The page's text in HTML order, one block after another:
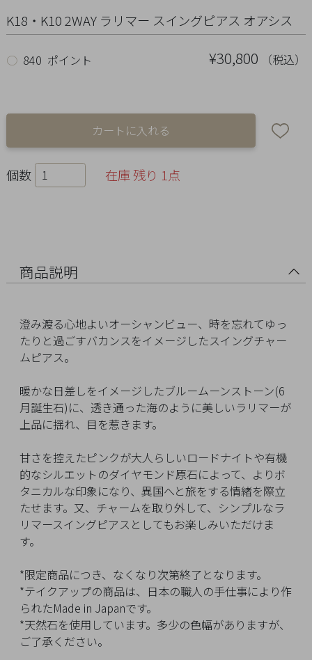
K18・K10 2WAY ラリマー スイングピアス オアシス
¥30,800 （税込）
○ 840 ポイント
個数 在庫 残り 1点
商品説明
澄み渡る心地よいオーシャンビュー、時を忘れてゆっ
たりと過ごすバカンスをイメージしたスイングチャー
ムピアス。
暖かな日差しをイメージしたブルームーンストーン(6
月誕生石)に、透き通った海のように美しいラリマーが
上品に揺れ、目を惹きます。
甘さを控えたピンクが大人らしいロードナイトや有機
的なシルエットのダイヤモンド原石によって、よりボ
タニカルな印象になり、異国へと旅をする情緒を際立
たせます。又、チャームを取り外して、シンプルなラ
リマースイングピアスとしてもお楽しみいただけま
す。
*限定商品につき、なくなり次第終了となります。
*テイクアップの商品は、日本の職人の手仕事により作
られたMade in Japanです。
*天然石を使用しています。多少の色幅がありますが、
ご了承ください。
Earrings
Earrings
Disney
up
マ
イ
ペ
ー
ジ
お
に
入
り
ア
イ